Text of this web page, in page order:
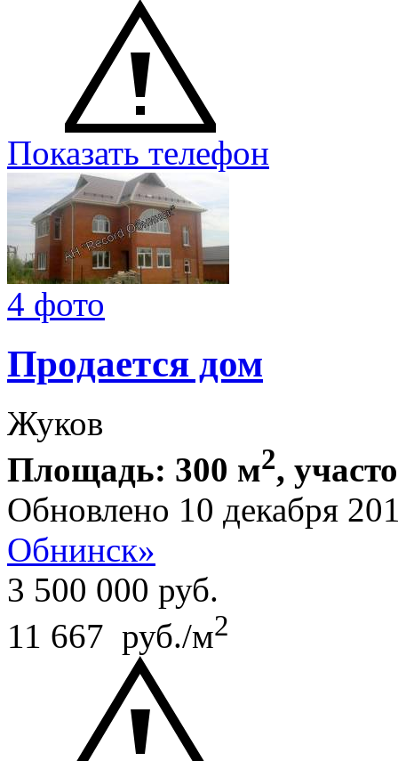
Показать телефон
4 фото
Продается дом
Жуков
Площадь: 300 м2,
Обновлено 10 декабря
Обнинск»
3 500 000 руб.
11 667 руб./м2